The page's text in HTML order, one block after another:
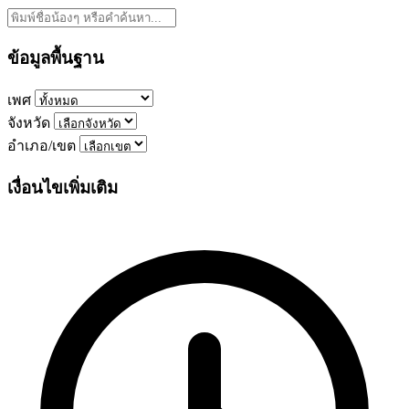
ข้อมูลพื้นฐาน
เพศ
จังหวัด
อำเภอ/เขต
เงื่อนไขเพิ่มเติม